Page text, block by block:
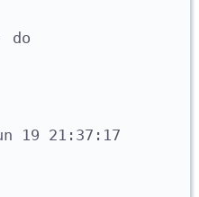
do
19 21:37:17